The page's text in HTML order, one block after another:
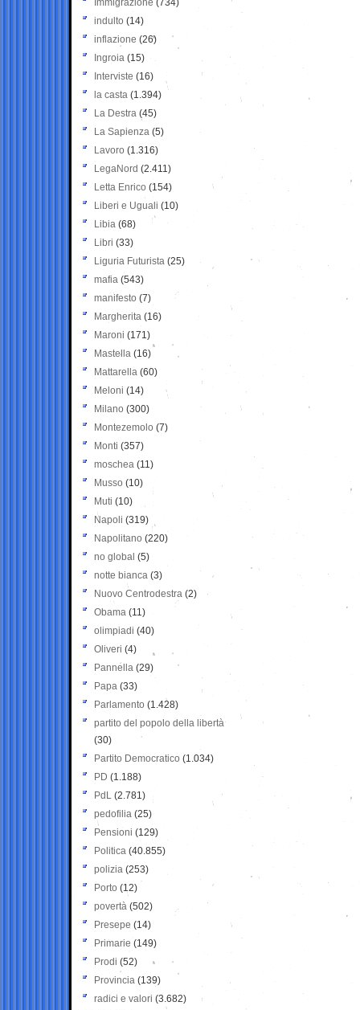
Immigrazione (734)
indulto (14)
inflazione (26)
Ingroia (15)
Interviste (16)
la casta (1.394)
La Destra (45)
La Sapienza (5)
Lavoro (1.316)
LegaNord (2.411)
Letta Enrico (154)
Liberi e Uguali (10)
Libia (68)
Libri (33)
Liguria Futurista (25)
mafia (543)
manifesto (7)
Margherita (16)
Maroni (171)
Mastella (16)
Mattarella (60)
Meloni (14)
Milano (300)
Montezemolo (7)
Monti (357)
moschea (11)
Musso (10)
Muti (10)
Napoli (319)
Napolitano (220)
no global (5)
notte bianca (3)
Nuovo Centrodestra (2)
Obama (11)
olimpiadi (40)
Oliveri (4)
Pannella (29)
Papa (33)
Parlamento (1.428)
partito del popolo della libertà
(30)
Partito Democratico (1.034)
PD (1.188)
PdL (2.781)
pedofilia (25)
Pensioni (129)
Politica (40.855)
polizia (253)
Porto (12)
povertà (502)
Presepe (14)
Primarie (149)
Prodi (52)
Provincia (139)
radici e valori (3.682)